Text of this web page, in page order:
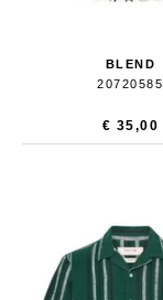
BLEND
20720585
€ 35,00